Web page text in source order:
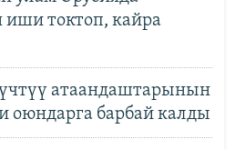
иши токтоп, кайра
атаандаштарынын
оюндарга барбай калды